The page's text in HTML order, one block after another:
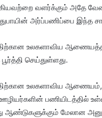
வளர்க்கும் அதே
அர்ப்பணிப்பை இந்த
உலகளாவிய
செய்துள்ளது.
உலகளாவிய
ஊழியர்களின் பணியிடத்தில்
ஆண்டுகளுக்கும் மேலான